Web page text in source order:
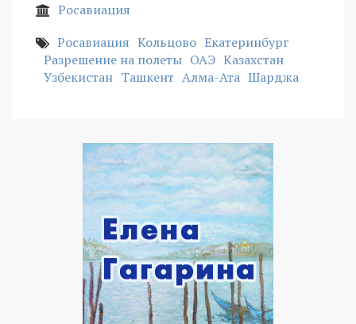
Росавиация
Росавиация Кольцово Екатеринбург
Разрешение на полеты ОАЭ Казахстан
Узбекистан Ташкент Алма-Ата Шарджа